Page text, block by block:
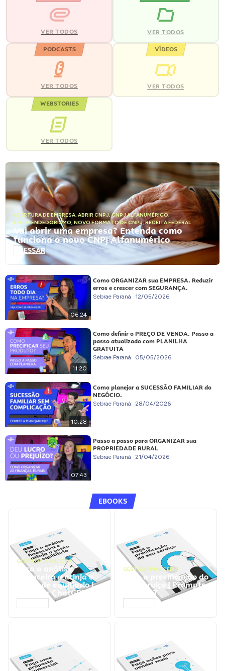
VER TODOS VER TODOS
PODCASTS
VER TODOS
VÍDEOS
VER TODOS
WEBSTORIES
VER TODOS
ABERTURA DE EMPRESA, ABRIR CNPJ,CNPJ ALFANUMÉRICO,
EMPREENDEDORISMO, NOVO FORMATO DE CNPJ,RECEITA FEDERAL
Vai abrir uma empresa? Entenda como
funciona o novo CNPJ Alfanumérico
ACESSAR
06:24
Como ORGANIZAR sua EMPRESA. Reduzir
erros e crescer com SEGURANÇA.
Sebrae Paraná 12/05/2026
11:20
Como definir o PREÇO DE VENDA. Passo a
passo atualizado com PLANILHA
GRATUITA
Sebrae Paraná 05/05/2026
10:28
Como planejar a SUCESSÃO FAMILIAR do
NEGÓCIO.
Sebrae Paraná 28/04/2026
07:43
Passo a passo para ORGANIZAR sua
PROPRIEDADE RURAL
Sebrae Paraná 21/04/2026
EBOOKS
GESTÃO FINANCEIRA
Faça a análise
financeira e atinja o
ponto de equilíbrio |
Prompts ChatGPT
GESTÃO FINANCEIRA
Faça a precificação do
seu serviço | Prompts
ChatGPT